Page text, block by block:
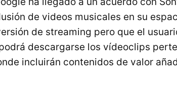
de videos musicales en su
de streaming pero que el
descargarse los vídeoclips
incluirán contenidos de valor